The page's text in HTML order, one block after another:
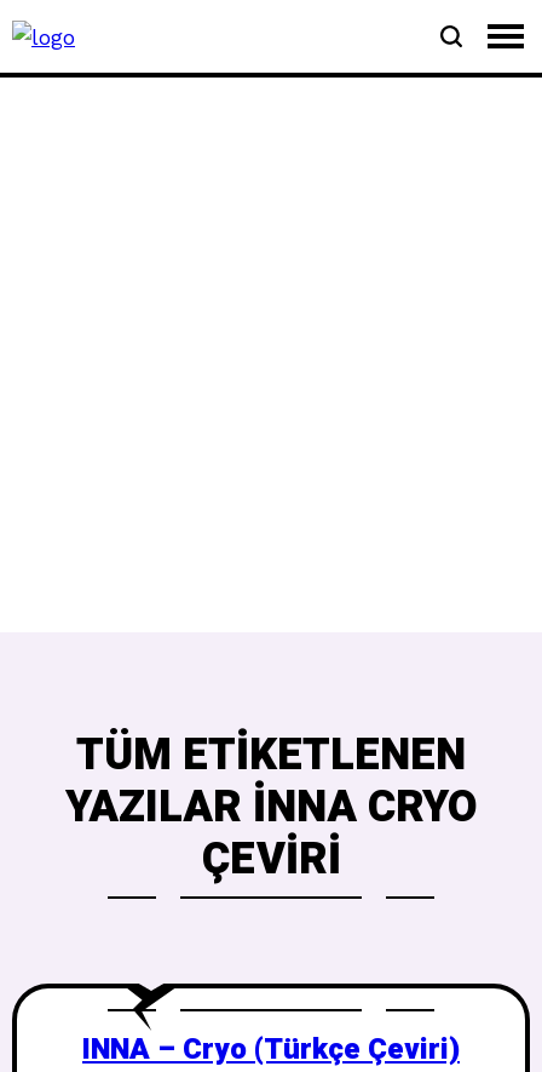
TÜM ETIKETLENEN
YAZILAR INNA CRYO
ÇEVIRI
INNA – Cryo (Türkçe Çeviri)